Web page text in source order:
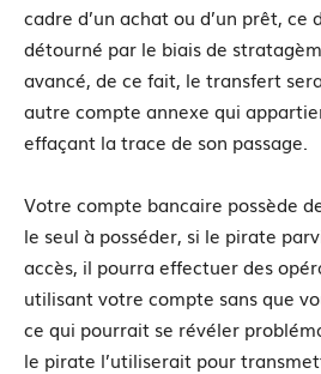
cadre d’un achat ou d’un prêt,
détourné par le biais de
avancé, de ce fait, le transfert
autre compte annexe qui
effaçant la trace de son passage.
Votre compte bancaire possède
le seul à posséder, si le pirate
accès, il pourra effectuer des
utilisant votre compte sans que
ce qui pourrait se révéler
le pirate l’utiliserait pour